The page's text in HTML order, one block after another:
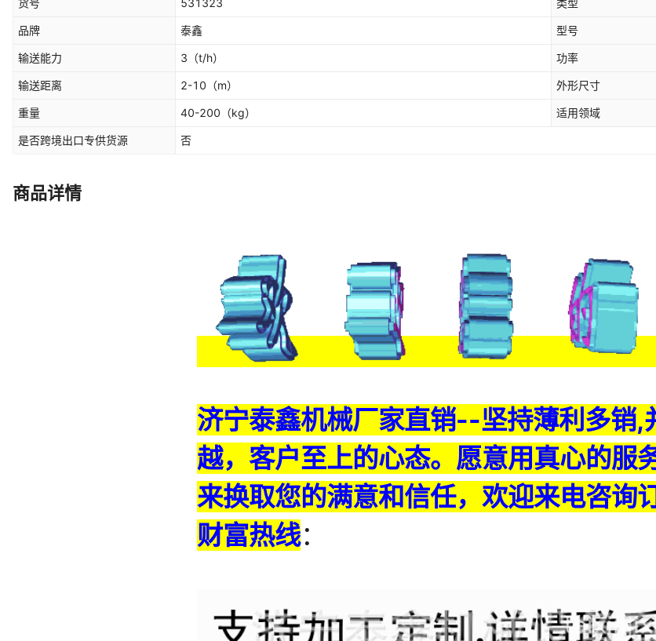
货号 531323 类型
品牌 泰鑫 型号
输送能力 3 （t/h） 功率
输送距离 2-10 （m） 外形尺寸
重量 40-200 （kg） 适用领域
是否跨境出口专供货源 否
商品详情